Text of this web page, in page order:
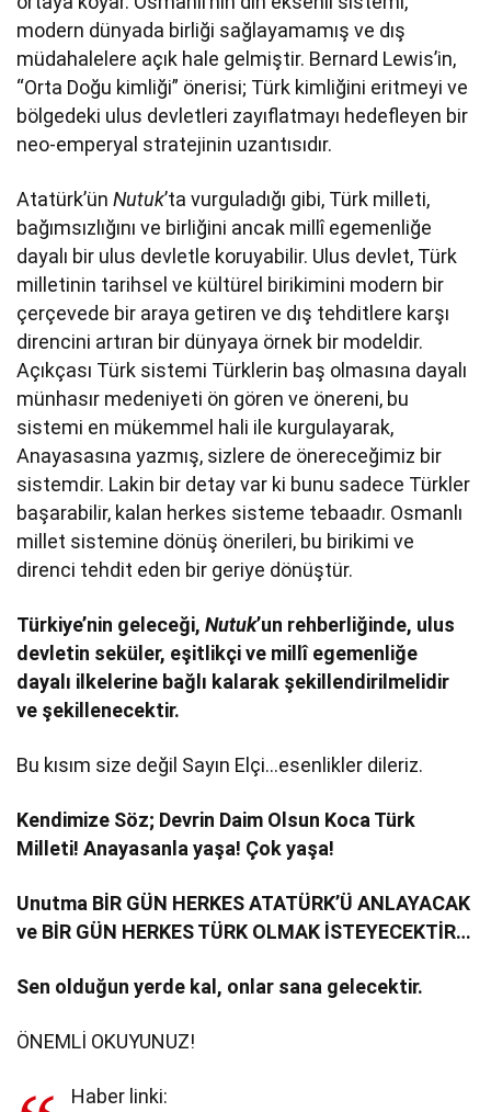
modern dünyada birliği sağlayamamış ve dış
müdahalelere açık hale gelmiştir. Bernard Lewis’in,
“Orta Doğu kimliği” önerisi; Türk kimliğini eritmeyi ve
bölgedeki ulus devletleri zayıflatmayı hedefleyen bir
neo-emperyal stratejinin uzantısıdır.
Atatürk’ünNutuk’ta vurguladığı gibi, Türk milleti,
bağımsızlığını ve birliğini ancak millî egemenliğe
dayalı bir ulus devletle koruyabilir. Ulus devlet, Türk
milletinin tarihsel ve kültürel birikimini modern bir
çerçevede bir araya getiren ve dış tehditlere karşı
direncini artıran bir dünyaya örnek bir modeldir.
Açıkçası Türk sistemi Türklerin baş olmasına dayalı
münhasır medeniyeti ön gören ve önereni, bu
sistemi en mükemmel hali ile kurgulayarak,
Anayasasına yazmış, sizlere de önereceğimiz bir
sistemdir. Lakin bir detay var ki bunu sadece Türkler
başarabilir, kalan herkes sisteme tebaadır. Osmanlı
millet sistemine dönüş önerileri, bu birikimi ve
direnci tehdit eden bir geriye dönüştür.
Türkiye’nin geleceği,Nutuk’un rehberliğinde, ulus
devletin seküler, eşitlikçi ve millî egemenliğe
dayalı ilkelerine bağlı kalarak şekillendirilmelidir
ve şekillenecektir.
Bu kısım size değil Sayın Elçi…esenlikler dileriz.
Kendimize Söz; Devrin Daim Olsun Koca Türk
Milleti! Anayasanla yaşa! Çok yaşa!
Unutma BİR GÜN HERKES ATATÜRK’Ü ANLAYACAK
ve BİR GÜN HERKES TÜRK OLMAK İSTEYECEKTİR…
Sen olduğun yerde kal, onlar sana gelecektir.
ÖNEMLİ OKUYUNUZ!
Haber linki: